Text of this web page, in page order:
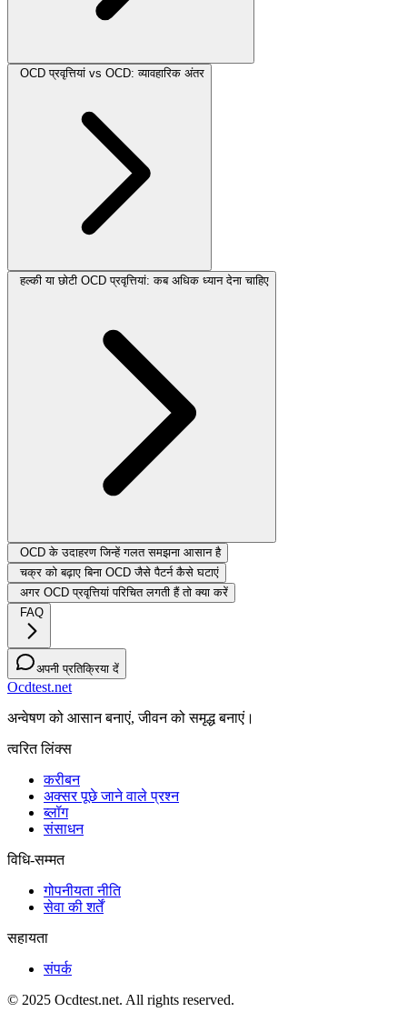
OCD प्रवृत्तियां vs OCD: व्यावहारिक अंतर
हल्की या छोटी OCD प्रवृत्तियां: कब अधिक ध्यान देना चाहिए
OCD के उदाहरण जिन्हें गलत समझना आसान है
चक्र को बढ़ाए बिना OCD जैसे पैटर्न कैसे घटाएं
अगर OCD प्रवृत्तियां परिचित लगती हैं तो क्या करें
FAQ
अपनी प्रतिक्रिया दें
Ocdtest.net
अन्वेषण को आसान बनाएं, जीवन को समृद्ध बनाएं।
त्वरित लिंक्स
करीबन
अक्सर पूछे जाने वाले प्रश्न
ब्लॉग
संसाधन
विधि-सम्‍मत
गोपनीयता नीति
सेवा की शर्तें
सहायता
संपर्क
© 2025 Ocdtest.net. All rights reserved.